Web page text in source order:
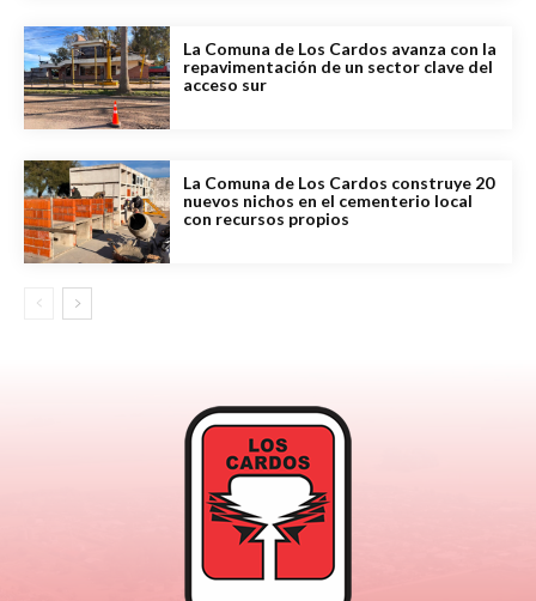
La Comuna de Los Cardos avanza con la
repavimentación de un sector clave del
acceso sur
La Comuna de Los Cardos construye 20
nuevos nichos en el cementerio local
con recursos propios